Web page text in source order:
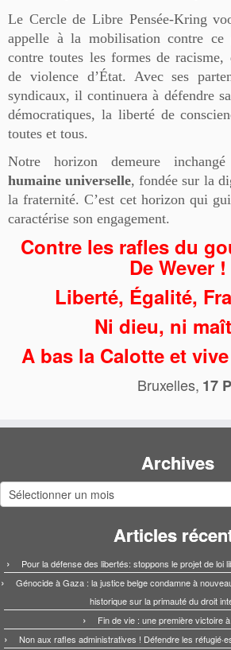
Le Cercle de Libre Pensée-Kring
appelle à la mobilisation contre
contre toutes les formes de
de violence d’État. Avec ses
syndicaux, il continuera à défendre
démocratiques, la liberté de
toutes et tous.
Notre horizon demeure
humaine universelle, fondée sur la
la fraternité. C’est cet horizon qui
caractérise son engagement.
Contre les rafles du
De Wever !
Liberté, Égalité,
Ni dieu, ni
A bas la Calotte et
Bruxelles, 17
Archives
Archives
Articles
Pour la défense des libertés: stoppons le projet de loi
Génocide à Gaza : la justice belge condamne à
historique sur la primauté du droit
Fin de vie : une première victoire
Non aux rafles administratives ! Défendre les